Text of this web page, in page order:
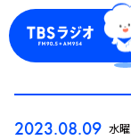
2023.08.09 水